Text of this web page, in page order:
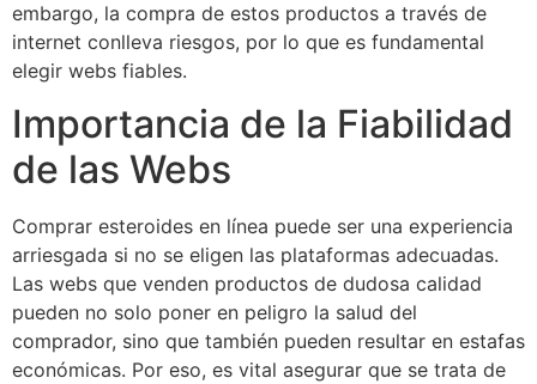
embargo, la compra de estos productos a través de
internet conlleva riesgos, por lo que es fundamental
elegir webs fiables.
Importancia de la Fiabilidad
de las Webs
Comprar esteroides en línea puede ser una experiencia
arriesgada si no se eligen las plataformas adecuadas.
Las webs que venden productos de dudosa calidad
pueden no solo poner en peligro la salud del
comprador, sino que también pueden resultar en estafas
económicas. Por eso, es vital asegurar que se trata de